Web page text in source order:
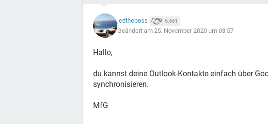
jedtheboss 5.661
Geändert am 25. November 2020 um 03:57
Hallo,
du kannst deine Outlook-Kontakte einfach über
synchronisieren.
MfG